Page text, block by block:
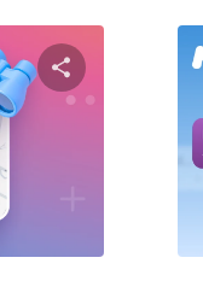
Comparte